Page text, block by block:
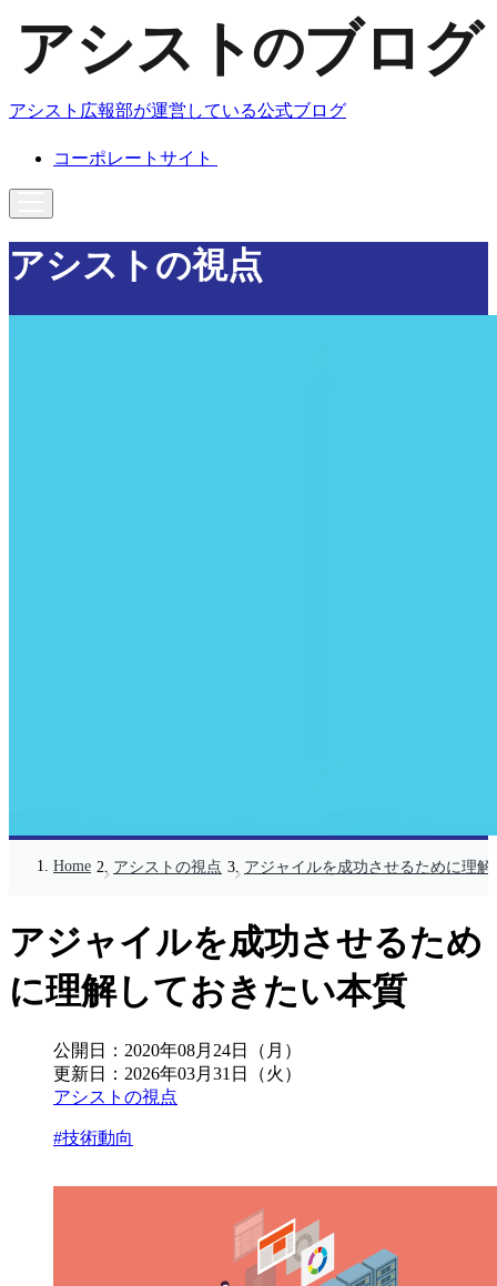
アシスト広報部が運営している公式ブログ
コーポレートサイト
アシストの視点
Home アシストの視点 アジャイルを成功させるために理
アジャイルを成功させるため
に理解しておきたい本質
公開日： 2020年08月24日（月）
更新日： 2026年03月31日（火）
アシストの視点
#技術動向